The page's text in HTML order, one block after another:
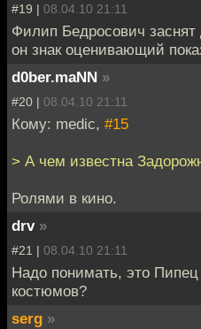
#19 | 08.04.10 21:11
Филип Бедросович
он знак оценивающий
d0ber.maNN »
#20 | 08.04.10 21:11
Кому: medic, #15
> А чем известна
Ролями в кино.
drv »
#21 | 08.04.10 21:11
Надо понимать, это
костюмов?
serg »